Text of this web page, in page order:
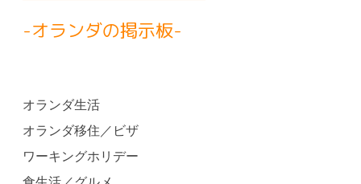
-オランダの掲示板-
オランダ生活
オランダ移住／ビザ
ワーキングホリデー